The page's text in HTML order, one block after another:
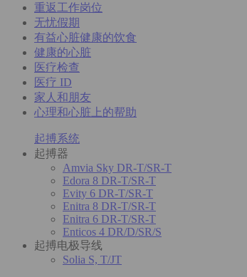
重返工作岗位
无忧假期
有益心脏健康的饮食
健康的心脏
医疗检查
医疗 ID
家人和朋友
心理和心脏上的帮助
起搏系统
起搏器
Amvia Sky DR-T/SR-T
Edora 8 DR-T/SR-T
Evity 6 DR-T/SR-T
Enitra 8 DR-T/SR-T
Enitra 6 DR-T/SR-T
Enticos 4 DR/D/SR/S
起搏电极导线
Solia S, T/JT